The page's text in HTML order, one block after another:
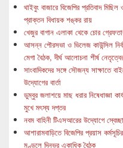
থাইবুং বাজারে বিজেপির প্রতিবাদ
প্রাক্তন বিধায়ক শঙ্কর রায়
খেজুর বাগান এলাকা থেকে চোর
আসন্ন পৌরসভা ও ভিলেজ কাউন্সিল
মেগা বৈঠক, দীর্ঘ আলোচনা শীর্ষ
সাংবাদিকদের সঙ্গে সৌজন্য সাক্ষাতে
উদ্যোগের বার্তা
ডুম্বুর জলাশয়ে মাছ ধরার নিষেধাজ্ঞা
মুখে মৎস্য দপ্তর
নবম বাহিনী টিএসআরের উদ্যোগে
আশারামবাড়িতে বিজেপির প্রয়াস
মণ্ডলে দিনভর একাধিক বৈঠক